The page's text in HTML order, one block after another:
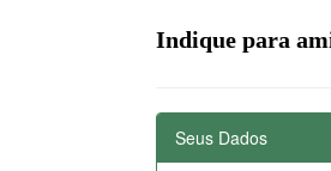
Indique para
Seus Dados